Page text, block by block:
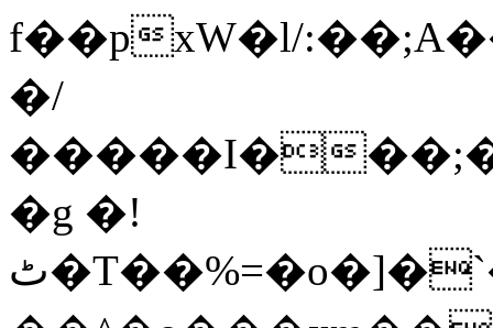
f��pxW�l/
�/
�����I���;�
�g �!
ٹ�T��%=�o�]�`�8mxݽ������˳���0�n̾X'��3ǘ9����������I�&��G�������z>��]�%��/